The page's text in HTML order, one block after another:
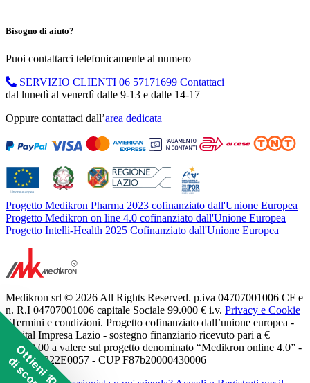
Bisogno di aiuto?
Puoi contattarci telefonicamente al numero
SERVIZIO CLIENTI 06 57171699 Contattaci
dal lunedì al venerdì dalle 9-13 e dalle 14-17
Oppure contattaci dall’area dedicata
Progetto Medikron Pharma 2023 cofinanziato dall'Unione Europea
Progetto Medikron on line 4.0 cofinanziato dall'Unione Europea
Progetto Intelli-Health 2025 Cofinanziato dall'Unione Europea
Medikron srl © 2026 All Rights Reserved. p.iva 04707001006 CF e
n. R.I 04707001006 capitale Sociale 99.000 € i.v. Privacy e Cookie
| Termini e condizioni. Progetto cofinanziato dall’unione europea -
Digital Impresa Lazio - sostegno finanziario ricevuto pari a €
11.250,00 a valere sul progetto denominato “Medikron online 4.0” -
POR A0322E0057 - CUP F87b20000430006
Ottieni 10€